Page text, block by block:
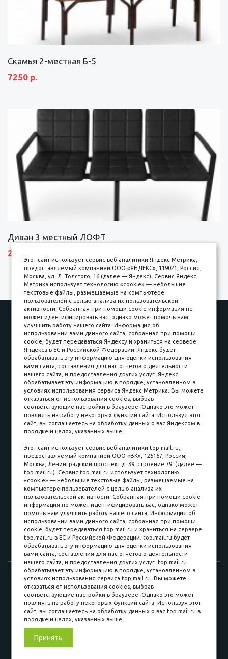
Скамья 2-местная Б-5
7250 р.
Диван 3 местный ЛОФТ
27600 р.
Наши работы
Оплата
Доставка и сборка
Гарантии
Карьера в компании
Контакты
Принимаем к оплате
Наличные
пл. Соляная, 6, стр. 16
8 (3822) 60-70-30
8 (3822) 50-39-09
8 (3822) 22-77-68
8 (3822) 50-48-50
8 (3822) 65-42-10
© 2015-2026. Компания «Мебельный куб».
ИП Саворенко Валерий Александрович. Россия, г. Томск, пл.
Соляная, 6 стр. 16, Цокольный этаж
Этот сайт использует сервис веб-аналитики Яндекс Метрика,
предоставляемый компанией ООО «ЯНДЕКС», 119021, Россия,
Москва, ул. Л. Толстого, 16 (далее — Яндекс). Сервис Яндекс
Метрика использует технологию «cookie» — небольшие
текстовые файлы, размещаемые на компьютере
пользователей с целью анализа их пользовательской
активности. Собранная при помощи cookie информация не
может идентифицировать вас, однако может помочь нам
улучшить работу нашего сайта. Информация об
использовании вами данного сайта, собранная при помощи
cookie, будет передаваться Яндексу и храниться на сервере
Яндекса в ЕС и Российской Федерации. Яндекс будет
обрабатывать эту информацию для оценки использования
вами сайта, составления для нас отчетов о деятельности
нашего сайта, и предоставления других услуг. Яндекс
обрабатывает эту информацию в порядке, установленном в
условиях использования сервиса Яндекс Метрика. Вы можете
отказаться от использования cookies, выбрав
соответствующие настройки в браузере. Однако это может
повлиять на работу некоторых функций сайта. Используя этот
сайт, вы соглашаетесь на обработку данных о вас Яндексом в
порядке и целях, указанных выше.
Этот сайт использует сервис веб-аналитики top.mail.ru,
предоставляемый компанией ООО «ВК», 125167, Россия,
Москва, Ленинградский проспект д. 39, строение 79. (далее —
top.mail.ru). Сервис top.mail.ru использует технологию
«cookie» — небольшие текстовые файлы, размещаемые на
компьютере пользователей с целью анализа их
пользовательской активности. Собранная при помощи cookie
информация не может идентифицировать вас, однако может
помочь нам улучшить работу нашего сайта. Информация об
использовании вами данного сайта, собранная при помощи
cookie, будет передаваться top.mail.ru и храниться на сервере
top.mail.ru в ЕС и Российской Федерации. top.mail.ru будет
обрабатывать эту информацию для оценки использования
вами сайта, составления для нас отчетов о деятельности
нашего сайта, и предоставления других услуг. top.mail.ru
обрабатывает эту информацию в порядке, установленном в
условиях использования сервиса top.mail.ru. Вы можете
отказаться от использования cookies, выбрав
соответствующие настройки в браузере. Однако это может
повлиять на работу некоторых функций сайта. Используя этот
сайт, вы соглашаетесь на обработку данных о вас top.mail.ru в
порядке и целях, указанных выше.
Принять